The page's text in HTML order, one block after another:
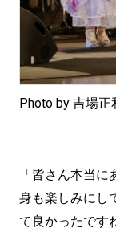
Photo by 吉場正
「皆さん本当
身も楽しみにし
て良かったです